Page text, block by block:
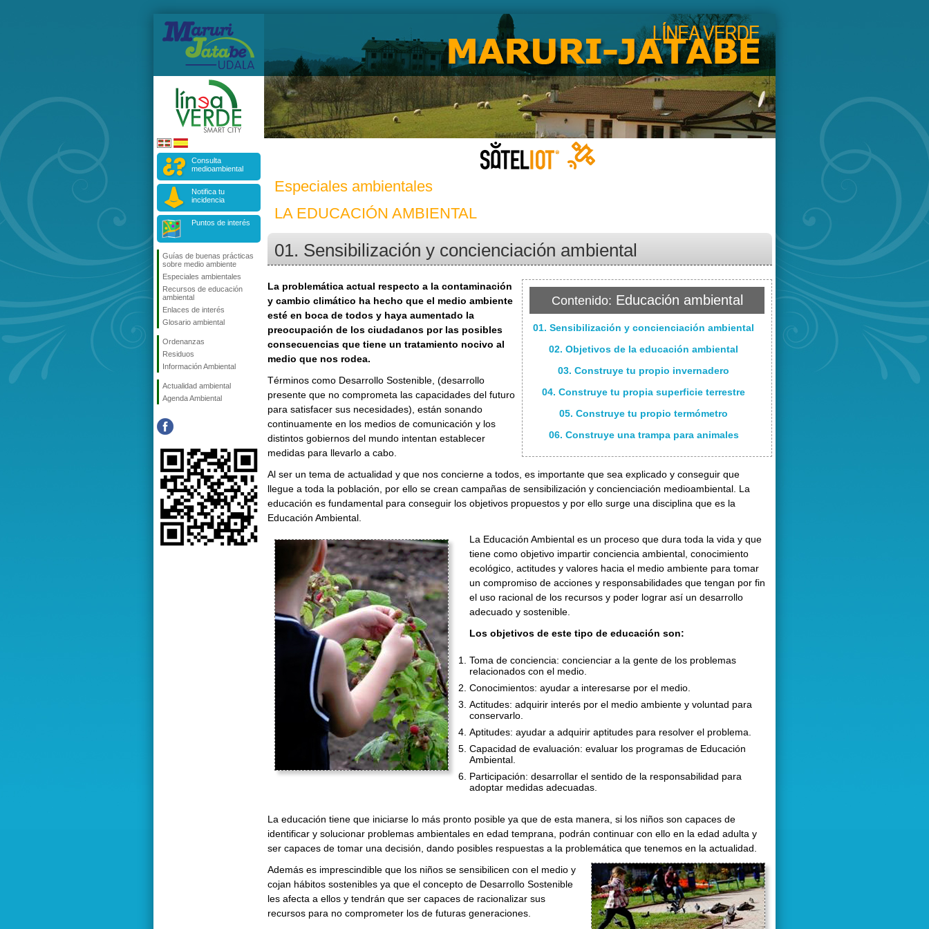
Consulta
medioambiental
Notifica tu
incidencia
Puntos de interés
Guías de buenas prácticas
sobre medio ambiente
Especiales ambientales
Recursos de educación
ambiental
Enlaces de interés
Glosario ambiental
Ordenanzas
Residuos
Información Ambiental
Actualidad ambiental
Agenda Ambiental
Especiales ambientales
LA EDUCACIÓN AMBIENTAL
01. Sensibilización y concienciación ambiental
Contenido: Educación ambiental
01. Sensibilización y concienciación ambiental
02. Objetivos de la educación ambiental
03. Construye tu propio invernadero
04. Construye tu propia superficie terrestre
05. Construye tu propio termómetro
06. Construye una trampa para animales
La problemática actual respecto a la contaminación
y cambio climático ha hecho que el medio ambiente
esté en boca de todos y haya aumentado la
preocupación de los ciudadanos por las posibles
consecuencias que tiene un tratamiento nocivo al
medio que nos rodea.
Términos como Desarrollo Sostenible, (desarrollo
presente que no comprometa las capacidades del futuro
para satisfacer sus necesidades), están sonando
continuamente en los medios de comunicación y los
distintos gobiernos del mundo intentan establecer
medidas para llevarlo a cabo.
Al ser un tema de actualidad y que nos concierne a todos, es importante que sea explicado y conseguir que
llegue a toda la población, por ello se crean campañas de sensibilización y concienciación medioambiental. La
educación es fundamental para conseguir los objetivos propuestos y por ello surge una disciplina que es la
Educación Ambiental.
La Educación Ambiental es un proceso que dura toda la vida y que
tiene como objetivo impartir conciencia ambiental, conocimiento
ecológico, actitudes y valores hacia el medio ambiente para tomar
un compromiso de acciones y responsabilidades que tengan por fin
el uso racional de los recursos y poder lograr así un desarrollo
adecuado y sostenible.
Los objetivos de este tipo de educación son:
Toma de conciencia: concienciar a la gente de los problemas
relacionados con el medio.
Conocimientos: ayudar a interesarse por el medio.
Actitudes: adquirir interés por el medio ambiente y voluntad para
conservarlo.
Aptitudes: ayudar a adquirir aptitudes para resolver el problema.
Capacidad de evaluación: evaluar los programas de Educación
Ambiental.
Participación: desarrollar el sentido de la responsabilidad para
adoptar medidas adecuadas.
La educación tiene que iniciarse lo más pronto posible ya que de esta manera, si los niños son capaces de
identificar y solucionar problemas ambientales en edad temprana, podrán continuar con ello en la edad adulta y
ser capaces de tomar una decisión, dando posibles respuestas a la problemática que tenemos en la actualidad.
Además es imprescindible que los niños se sensibilicen con el medio y
cojan hábitos sostenibles ya que el concepto de Desarrollo Sostenible
les afecta a ellos y tendrán que ser capaces de racionalizar sus
recursos para no comprometer los de futuras generaciones.